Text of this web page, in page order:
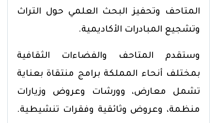
المتاحف وتحفيز البحث العلمي حول التراث
وتشجيع المبادرات الأكاديمية.
وستقدم المتاحف والفضاءات الثقافية
بمختلف أنحاء المملكة برامج منتقاة بعناية
تشمل معارض، وورشات وعروض وزيارات
منظمة، وعروض وثائقية وفقرات تنشيطية.